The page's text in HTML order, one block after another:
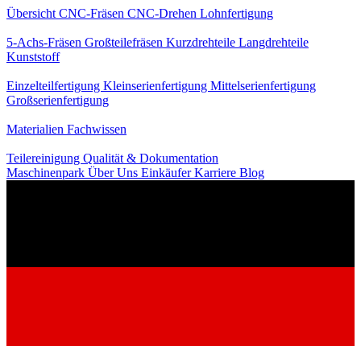
Übersicht CNC-Fräsen CNC-Drehen Lohnfertigung
5-Achs-Fräsen Großteilefräsen Kurzdrehteile Langdrehteile
Kunststoff
Einzelteilfertigung Kleinserienfertigung Mittelserienfertigung
Großserienfertigung
Materialien Fachwissen
Teilereinigung Qualität & Dokumentation
Maschinenpark Über Uns EinkäuferKarriere Blog